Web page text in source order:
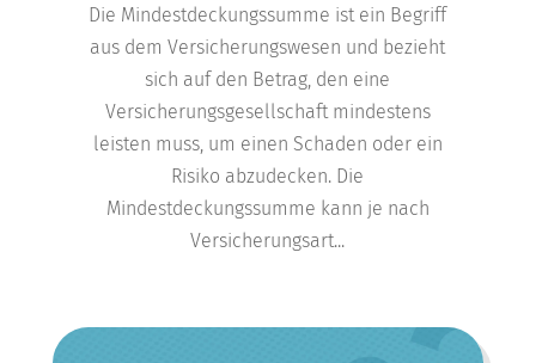
Die Mindestdeckungssumme ist ein Begriff
aus dem Versicherungswesen und bezieht
sich auf den Betrag, den eine
Versicherungsgesellschaft mindestens
leisten muss, um einen Schaden oder ein
Risiko abzudecken. Die
Mindestdeckungssumme kann je nach
Versicherungsart...